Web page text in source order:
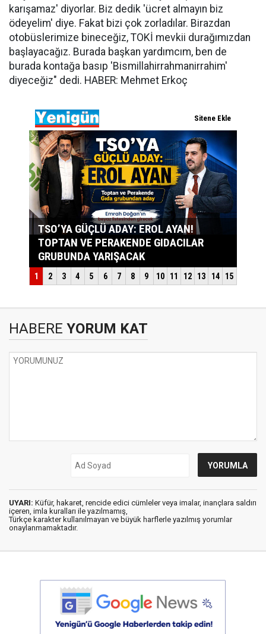
karışamaz' diyorlar. Biz dedik 'ücret almayın biz
ödeyelim' diye. Fakat bizi çok zorladılar. Birazdan
otobüslerimize bineceğiz, TOKİ mevkii durağımızdan
başlayacağız. Burada başkan yardımcım, ben de
burada kontağa basıp 'Bismillahirrahmanirrahim'
diyeceğiz" dedi. HABER: Mehmet Erkoç
HABERE YORUM KAT
UYARI: Küfür, hakaret, rencide edici cümleler veya imalar, inançlara saldırı
içeren, imla kuralları ile yazılmamış,
Türkçe karakter kullanılmayan ve büyük harflerle yazılmış yorumlar
onaylanmamaktadır.